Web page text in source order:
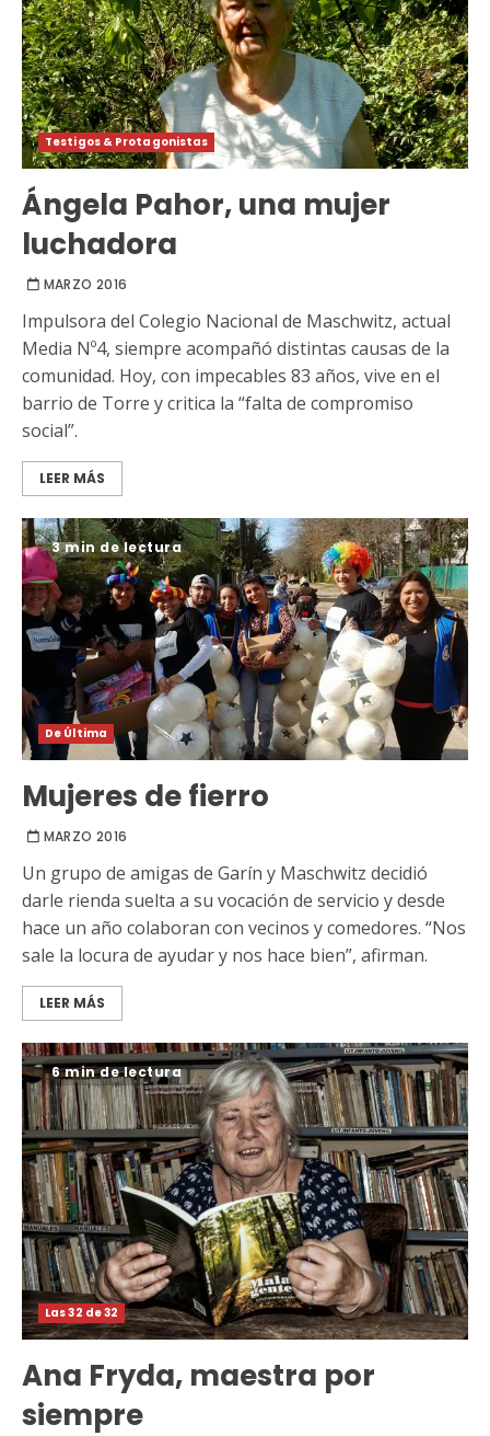
Testigos & Protagonistas
Ángela Pahor, una mujer
luchadora
MARZO 2016
Impulsora del Colegio Nacional de Maschwitz, actual
Media Nº4, siempre acompañó distintas causas de la
comunidad. Hoy, con impecables 83 años, vive en el
barrio de Torre y critica la “falta de compromiso
social”.
LEER MÁS
3 min de lectura
De Última
Mujeres de fierro
MARZO 2016
Un grupo de amigas de Garín y Maschwitz decidió
darle rienda suelta a su vocación de servicio y desde
hace un año colaboran con vecinos y comedores. “Nos
sale la locura de ayudar y nos hace bien”, afirman.
LEER MÁS
6 min de lectura
Las 32 de 32
Ana Fryda, maestra por
siempre